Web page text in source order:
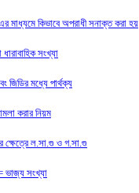
মাধ্যমে কিভাবে অপরাধী সনাক্ত করা হয়
সংখ্যা
জিডির মধ্যে পার্থক্য
করার নিয়ম
ক্ষেত্রে ল.সা.গু ও গ.সা.গু
ভাজ্য সংখ্যা